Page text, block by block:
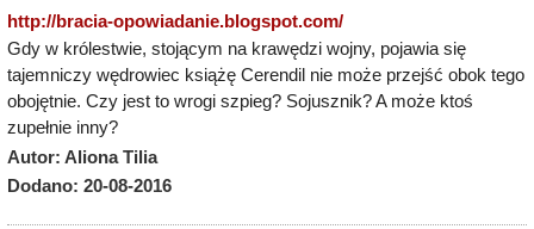
http://bracia-opowiadanie.blogspot.com/
Gdy w królestwie, stojącym na krawędzi wojny, pojawia się
tajemniczy wędrowiec książę Cerendil nie może przejść obok tego
obojętnie. Czy jest to wrogi szpieg? Sojusznik? A może ktoś
zupełnie inny?
Autor: Aliona Tilia
Dodano: 20-08-2016